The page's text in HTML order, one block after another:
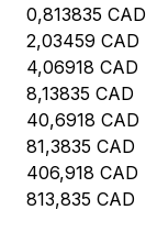
0,813835 CAD
2,03459 CAD
4,06918 CAD
8,13835 CAD
40,6918 CAD
81,3835 CAD
406,918 CAD
813,835 CAD